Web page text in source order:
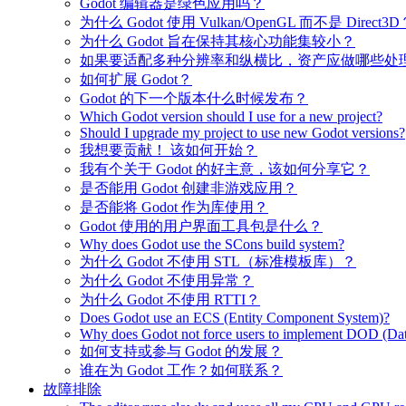
Godot 编辑器是绿色应用吗？
为什么 Godot 使用 Vulkan/OpenGL 而不是 Direct3D
为什么 Godot 旨在保持其核心功能集较小？
如果要适配多种分辨率和纵横比，资产应做哪些处
如何扩展 Godot？
Godot 的下一个版本什么时候发布？
Which Godot version should I use for a new project?
Should I upgrade my project to use new Godot versions?
我想要贡献！ 该如何开始？
我有个关于 Godot 的好主意，该如何分享它？
是否能用 Godot 创建非游戏应用？
是否能将 Godot 作为库使用？
Godot 使用的用户界面工具包是什么？
Why does Godot use the SCons build system?
为什么 Godot 不使用 STL（标准模板库）？
为什么 Godot 不使用异常？
为什么 Godot 不使用 RTTI？
Does Godot use an ECS (Entity Component System)?
Why does Godot not force users to implement DOD
如何支持或参与 Godot 的发展？
谁在为 Godot 工作？如何联系？
故障排除